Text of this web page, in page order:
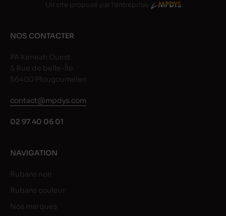
Un site proposé par l'entreprise
NOS CONTACTER
PA Keneah Ouest
5 Rue de belle-Île
56400 Plougoumelen
contact@mpdys.com
02 97 40 06 01
NAVIGATION
Rubans noir
Rubans couleur
Nos marques